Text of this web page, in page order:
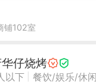
铺102室
仔烧烤
以下 餐饮/娱乐/休闲